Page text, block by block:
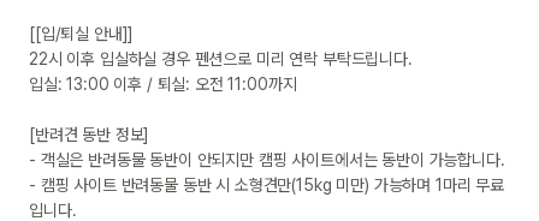
[[입/퇴실 안내]]
22시 이후 입실하실 경우 펜션으로 미리 연락 부탁드립니다.
입실: 13:00 이후 / 퇴실: 오전 11:00까지
[반려견 동반 정보]
- 객실은 반려동물 동반이 안되지만 캠핑 사이트에서는 동반이 가능합니다.
- 캠핑 사이트 반려동물 동반 시 소형견만(15kg 미만) 가능하며 1마리 무료
입니다.